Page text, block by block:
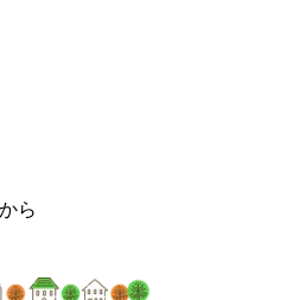
から